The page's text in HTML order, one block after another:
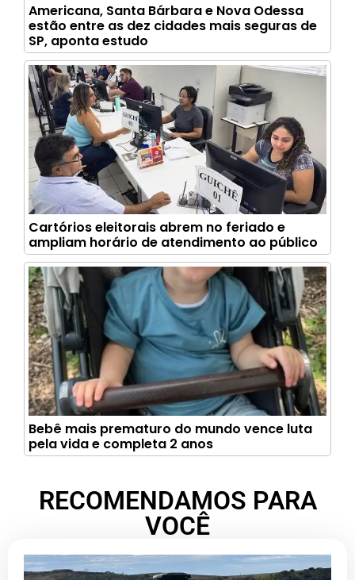
Americana, Santa Bárbara e Nova Odessa
estão entre as dez cidades mais seguras de
SP, aponta estudo
Cartórios eleitorais abrem no feriado e
ampliam horário de atendimento ao público
Bebê mais prematuro do mundo vence luta
pela vida e completa 2 anos
RECOMENDAMOS PARA
VOCÊ